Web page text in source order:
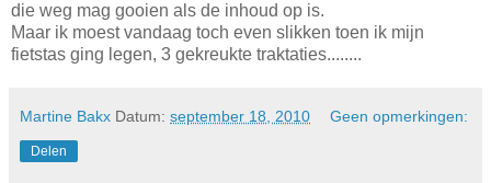
die weg mag gooien als de inhoud op is.
Maar ik moest vandaag toch even slikken toen ik mijn
fietstas ging legen, 3 gekreukte traktaties........
Martine Bakx Datum: september 18, 2010 Geen opmerkingen:
Delen